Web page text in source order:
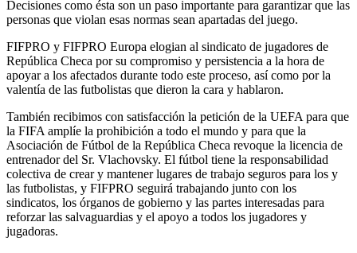
Decisiones como ésta son un paso importante para garantizar que las
personas que violan esas normas sean apartadas del juego.
FIFPRO y FIFPRO Europa elogian al sindicato de jugadores de
República Checa por su compromiso y persistencia a la hora de
apoyar a los afectados durante todo este proceso, así como por la
valentía de las futbolistas que dieron la cara y hablaron.
También recibimos con satisfacción la petición de la UEFA para que
la FIFA amplíe la prohibición a todo el mundo y para que la
Asociación de Fútbol de la República Checa revoque la licencia de
entrenador del Sr. Vlachovsky. El fútbol tiene la responsabilidad
colectiva de crear y mantener lugares de trabajo seguros para los y
las futbolistas, y FIFPRO seguirá trabajando junto con los
sindicatos, los órganos de gobierno y las partes interesadas para
reforzar las salvaguardias y el apoyo a todos los jugadores y
jugadoras.